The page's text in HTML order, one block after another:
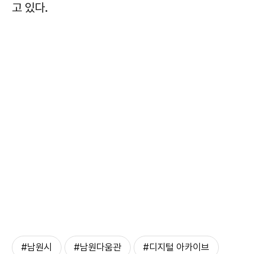
고 있다.
#남원시 #남원다움관 #디지털 아카이브